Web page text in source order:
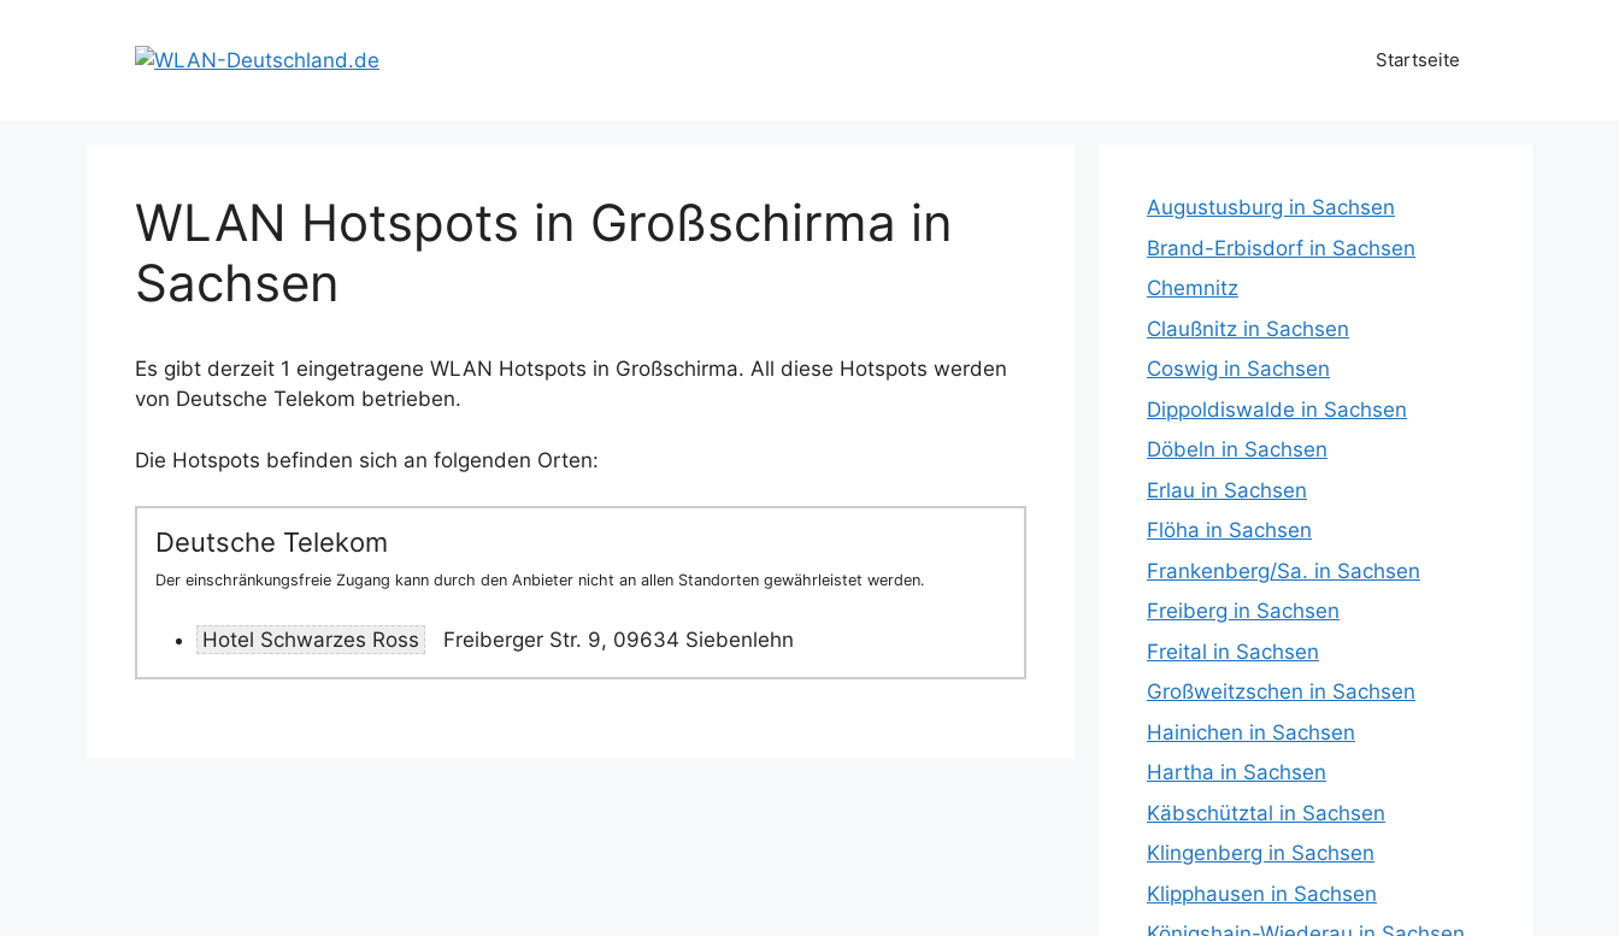
Startseite
WLAN Hotspots in Großschirma in
Sachsen
Es gibt derzeit 1 eingetragene WLAN Hotspots in Großschirma. All diese Hotspots werden
von Deutsche Telekom betrieben.
Die Hotspots befinden sich an folgenden Orten:
Deutsche Telekom
Der einschränkungsfreie Zugang kann durch den Anbieter nicht an allen Standorten gewährleistet werden.
Hotel Schwarzes Ross Freiberger Str. 9, 09634 Siebenlehn
Augustusburg in Sachsen
Brand-Erbisdorf in Sachsen
Chemnitz
Claußnitz in Sachsen
Coswig in Sachsen
Dippoldiswalde in Sachsen
Döbeln in Sachsen
Erlau in Sachsen
Flöha in Sachsen
Frankenberg/Sa. in Sachsen
Freiberg in Sachsen
Freital in Sachsen
Großweitzschen in Sachsen
Hainichen in Sachsen
Hartha in Sachsen
Käbschütztal in Sachsen
Klingenberg in Sachsen
Klipphausen in Sachsen